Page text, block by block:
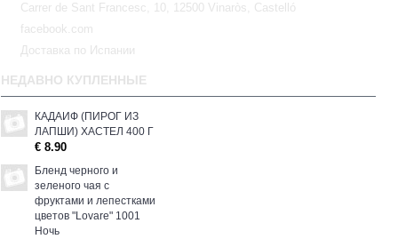
Carrer de Sant Francesc, 10, 12500 Vinaròs, Castelló
facebook.com
Доставка по Испании
НЕДАВНО КУПЛЕННЫЕ
КАДАИФ (ПИРОГ ИЗ
ЛАПШИ) ХАСТЕЛ 400 Г
€ 8.90
Бленд черного и
зеленого чая с
фруктами и лепестками
цветов "Lovare" 1001
Ночь